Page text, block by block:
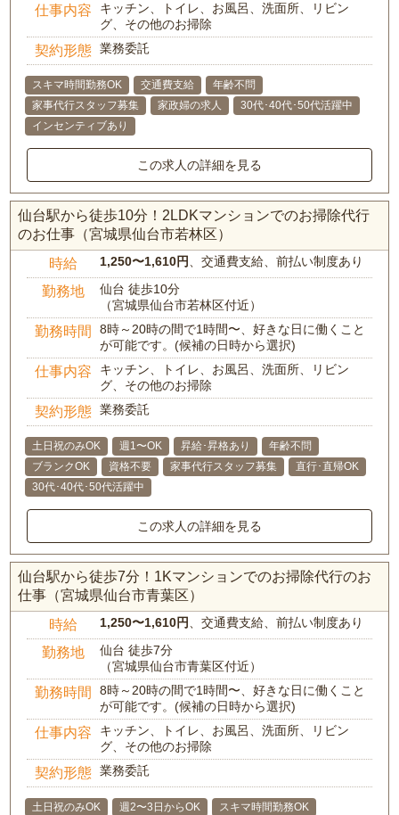
仕事内容
キッチン、トイレ、お風呂、洗面所、リビン
グ、その他のお掃除
契約形態 業務委託
スキマ時間勤務OK 交通費支給
年齢不問
家事代行スタッフ募集
家政婦の求人
30代･40代･50代活躍中
インセンティブあり
この求人の詳細を見る
仙台駅から徒歩10分！2LDKマンションでのお掃除代行
のお仕事（宮城県仙台市若林区）
時給 1,250〜1,610円、交通費支給、前払い制度あり
勤務地
仙台 徒歩10分
（宮城県仙台市若林区付近）
勤務時間
8時～20時の間で1時間〜、好きな日に働くこと
が可能です。(候補の日時から選択)
仕事内容
キッチン、トイレ、お風呂、洗面所、リビン
グ、その他のお掃除
契約形態 業務委託
土日祝のみOK 週1〜OK 昇給･昇格あり
年齢不問
ブランクOK
資格不要 家事代行スタッフ募集
直行･直帰OK
30代･40代･50代活躍中
この求人の詳細を見る
仙台駅から徒歩7分！1Kマンションでのお掃除代行のお
仕事（宮城県仙台市青葉区）
時給 1,250〜1,610円、交通費支給、前払い制度あり
勤務地
仙台 徒歩7分
（宮城県仙台市青葉区付近）
勤務時間
8時～20時の間で1時間〜、好きな日に働くこと
が可能です。(候補の日時から選択)
仕事内容
キッチン、トイレ、お風呂、洗面所、リビン
グ、その他のお掃除
契約形態 業務委託
土日祝のみOK 週2〜3日からOK
スキマ時間勤務OK